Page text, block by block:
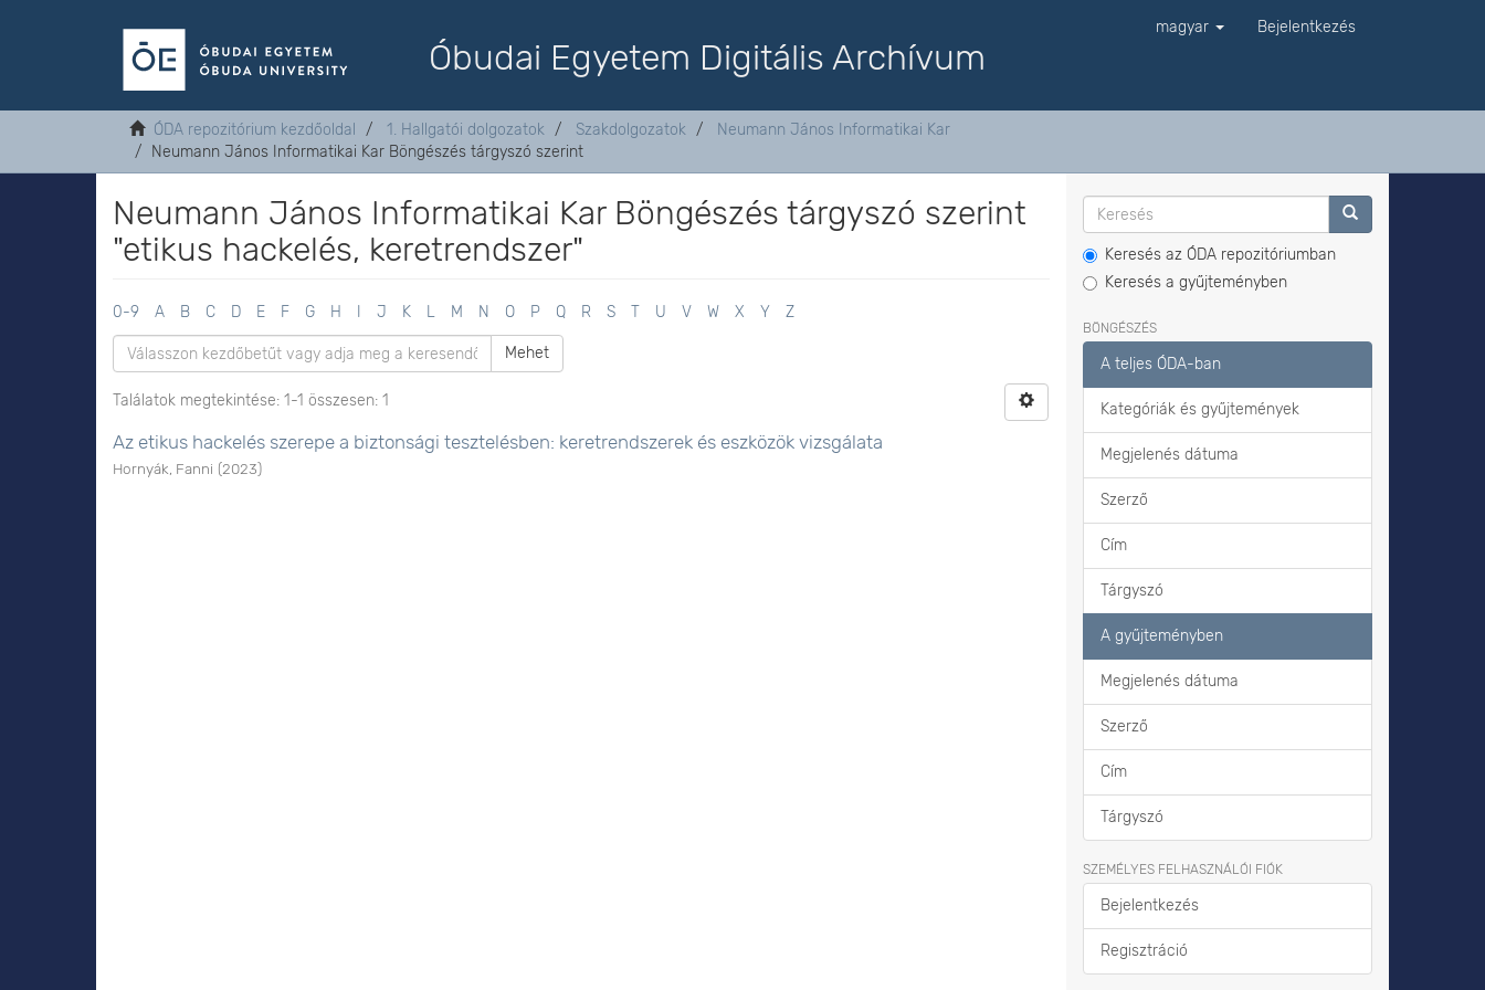
Óbudai Egyetem Digitális Archívum
magyar Bejelentkezés
ÓDA repozitórium kezdőoldal 1. Hallgatói dolgozatok Szakdolgozatok
Neumann János Informatikai Kar
Neumann János Informatikai Kar Böngészés tárgyszó szerint
Neumann János Informatikai Kar Böngészés tárgyszó szerint
"etikus hackelés, keretrendszer"
0-9 A B C D E F G H J K L M N O P Q R S T U V W X Y Z
Mehet
Találatok megtekintése: 1-1 összesen: 1
Az etikus hackelés szerepe a biztonsági tesztelésben: keretrendszerek és eszközök vizsgálata
Hornyák, Fanni (2023)
Keresés az ÓDA repozitóriumban
Keresés a gyűjteményben
BÖNGÉSZÉS
A teljes ÓDA-ban
Kategóriák és gyűjtemények
Megjelenés dátuma
Szerző
Cím
Tárgyszó
A gyűjteményben
Megjelenés dátuma
Szerző
Cím
Tárgyszó
SZEMÉLYES FELHASZNÁLÓI FIÓK
Bejelentkezés
Regisztráció